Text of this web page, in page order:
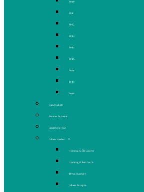
2010
2011
2012
2013
2014
2015
2016
2017
2018
Gaz de schiste
Femmes de parole
Liberté de presse
Cahiers spéciaux
Hommage à Élie Laroche
Hommage à Jean Laurin
10e anniversaire
Cahiers du Japon